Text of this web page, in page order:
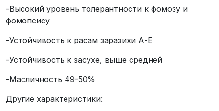
-Высокий уровень толерантности к фомозу и
фомопсису
-Устойчивость к расам заразихи А-Е
-Устойчивость к засухе, выше средней
-Масличность 49-50%
Другие характеристики: